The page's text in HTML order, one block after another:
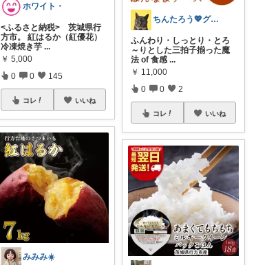
ホワイト・
<ふるさと納税> 茨城県行
方市。 紅はるか（紅優花）
冷凍焼き芋 ...
￥ 5,000
0 0 145
コレ いいね
みみみ☀️
ちんたろう💖グルメ猫🐈‍⬛🐾
ふんわり・しっとり・とろ
～りとした三拍子揃った魔
法 of 食感 ...
￥ 11,000
0 0 2
コレ いいね